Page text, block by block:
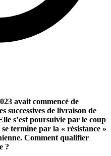
avait commencé de
successives de livraison de
s’est poursuivie par le coup
termine par la « résistance »
Comment qualifier
?